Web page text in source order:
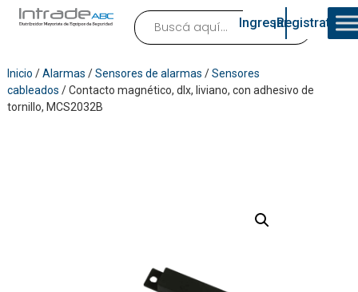
Ingresar¡Registrate!
Inicio /Alarmas /Sensores de alarmas /Sensores
cableados / Contacto magnético, dlx, liviano, con adhesivo de
tornillo, MCS2032B